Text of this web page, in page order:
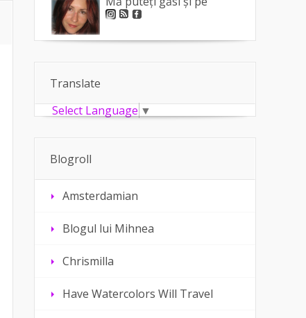
Translate
Select Language ▼
Blogroll
Amsterdamian
Blogul lui Mihnea
Chrismilla
Have Watercolors Will Travel